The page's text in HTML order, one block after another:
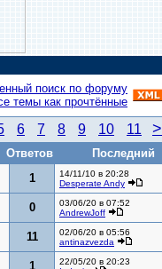
поиск по форуму
темы как прочтённые
6 7 8 9 10 11 >
Ответов
Последний
1
14/11/10 в 20:28
Desperate Andy
0
03/06/20 в 07:52
AndrewJoff
11
02/06/20 в 05:56
antinazvezda
1
22/05/20 в 20:23